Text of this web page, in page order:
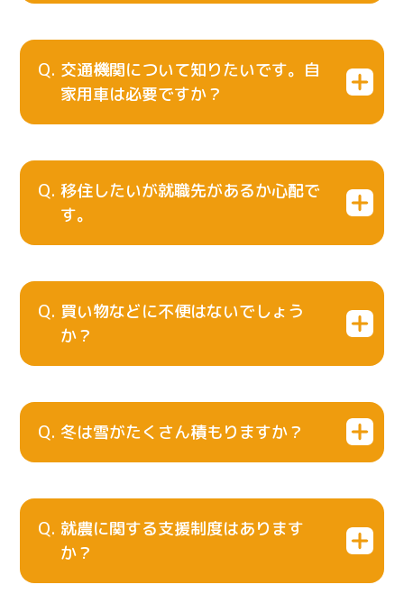
交通機関について知りたいです。自
家用車は必要ですか？
移住したいが就職先があるか心配で
す。
買い物などに不便はないでしょう
か？
冬は雪がたくさん積もりますか？
就農に関する支援制度はあります
か？